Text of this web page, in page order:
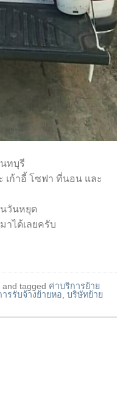
ทบุรี
เก้าอี้ โซฟา ที่นอน และ
นวันหยุด
าได้เลยครับ
and tagged ค่าบริการย้าย
รรับจ้างย้ายหอ บริษัทย้าย